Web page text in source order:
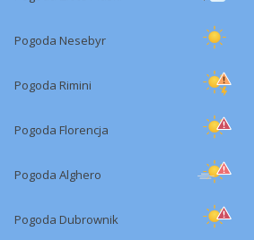
Pogoda Nesebyr
Pogoda Rimini
Pogoda Florencja
Pogoda Alghero
Pogoda Dubrownik